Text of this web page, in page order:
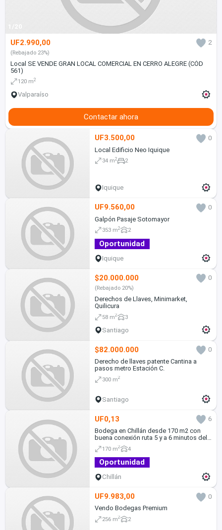
1/20
UF2.990,00 2
(Rebajado 23%)
Local SE VENDE GRAN LOCAL COMERCIAL EN CERRO ALEGRE (CÓD
561)
120 m2
Valparaíso
Contactar ahora
UF3.500,00
0
Local Edificio Neo Iquique
34 m2 2
Iquique
UF9.560,00
0
Galpón Pasaje Sotomayor
353 m2 2
Oportunidad
Iquique
$20.000.000 0
(Rebajado 20%)
Derechos de Llaves, Minimarket,
Quilicura
58 m2 3
Santiago
$82.000.000
0
Derecho de llaves patente Cantina a
pasos metro Estación C.
300 m2
Santiago
UF0,13
6
Bodega en Chillán desde 170 m2 con
buena conexión ruta 5 y a 6 minutos del
centro de la ciudad
170 m2 4
Oportunidad
Chillán
UF9.983,00
0
Vendo Bodegas Premium
256 m2 2